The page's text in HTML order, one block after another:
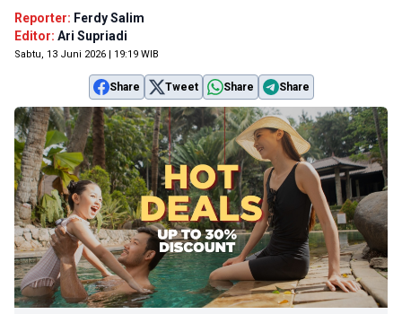
Reporter: Ferdy Salim
Editor: Ari Supriadi
Sabtu, 13 Juni 2026 | 19:19 WIB
Share Tweet Share Share